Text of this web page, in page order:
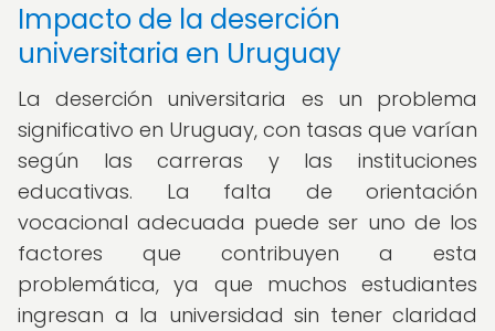
Impacto de la deserción
universitaria en Uruguay
La deserción universitaria es un problema
significativo en Uruguay, con tasas que varían
según las carreras y las instituciones
educativas. La falta de orientación
vocacional adecuada puede ser uno de los
factores que contribuyen a esta
problemática, ya que muchos estudiantes
ingresan a la universidad sin tener claridad